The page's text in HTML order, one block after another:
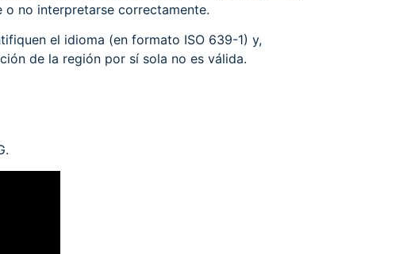
o no interpretarse correctamente.
el idioma (en formato ISO 639-1) y,
de la región por sí sola no es válida.